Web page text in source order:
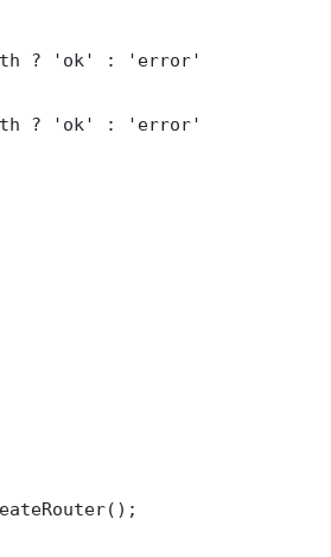
? 'ok' : 'error'
? 'ok' : 'error'